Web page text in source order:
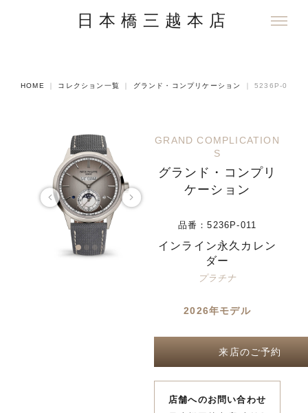
日本橋三越本店
HOME コレクション一覧 グランド・コンプリケーション ｜5236P-011
GRAND COMPLICATION
S
グランド・コンプリ
ケーション
品番：5236P-011
インライン永久カレン
ダー
プラチナ
2026年モデル
来店のご予約
店舗へのお問い合わせ